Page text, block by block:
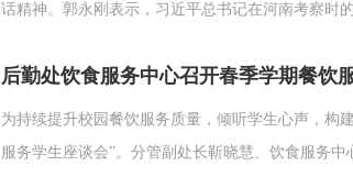
话精神。郭永刚表示，习近平总书记在河南考察时
工作中遇到的急难愁盼问题。会议传达了学校关...
后勤处饮食服务中心召开春季学期餐饮
为持续提升校园餐饮服务质量，倾听学生心声，构
服务学生座谈会”。分管副处长靳晓慧、饮食服务